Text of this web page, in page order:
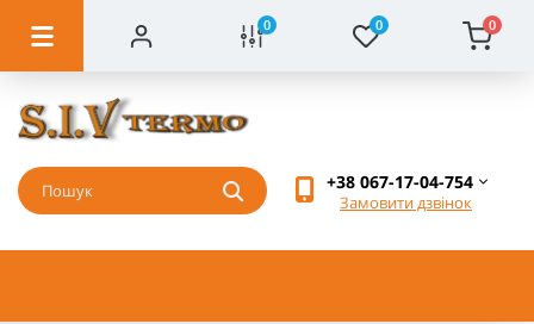
0 0 0
+38 067-17-04-754
Замовити дзвінок